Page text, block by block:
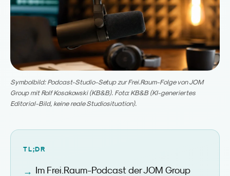
Symbolbild: Podcast-Studio-Setup zur Frei.Raum-Folge von JOM
Group mit Rolf Kosakowski (KB&B). Foto: KB&B (KI-generiertes
Editorial-Bild, keine reale Studiosituation).
TL;DR
Im Frei.Raum-Podcast der JOM Group